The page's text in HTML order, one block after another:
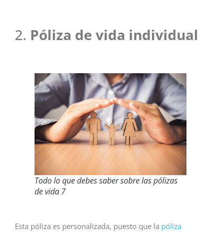
2. Póliza de vida individual
Todo lo que debes saber sobre las pólizas
de vida 7
Esta póliza es personalizada, puesto que la póliza